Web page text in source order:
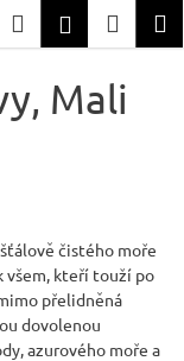
HledatPřihlášení
Mali
čistého moře
všem, kteří touží po
přelidněná
dovolenou
azurového moře a